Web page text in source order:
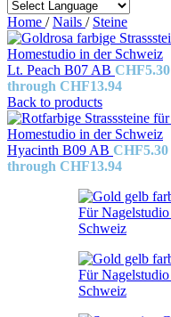
Home / Nails / Steine
Lt. Peach B07 AB CHF5.30
through CHF13.94
Back to products
Hyacinth B09 AB CHF5.30
through CHF13.94